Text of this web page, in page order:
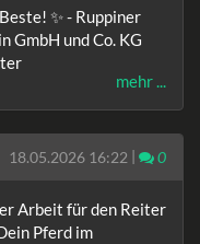
✨ - Ruppiner
und Co. KG
mehr ...
18.05.2026 16:22 | 0
Arbeit für den Reiter
Pferd im